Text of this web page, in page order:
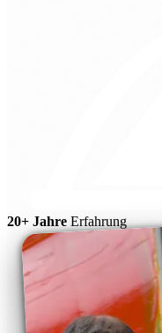
20+ Jahre Erfahrung